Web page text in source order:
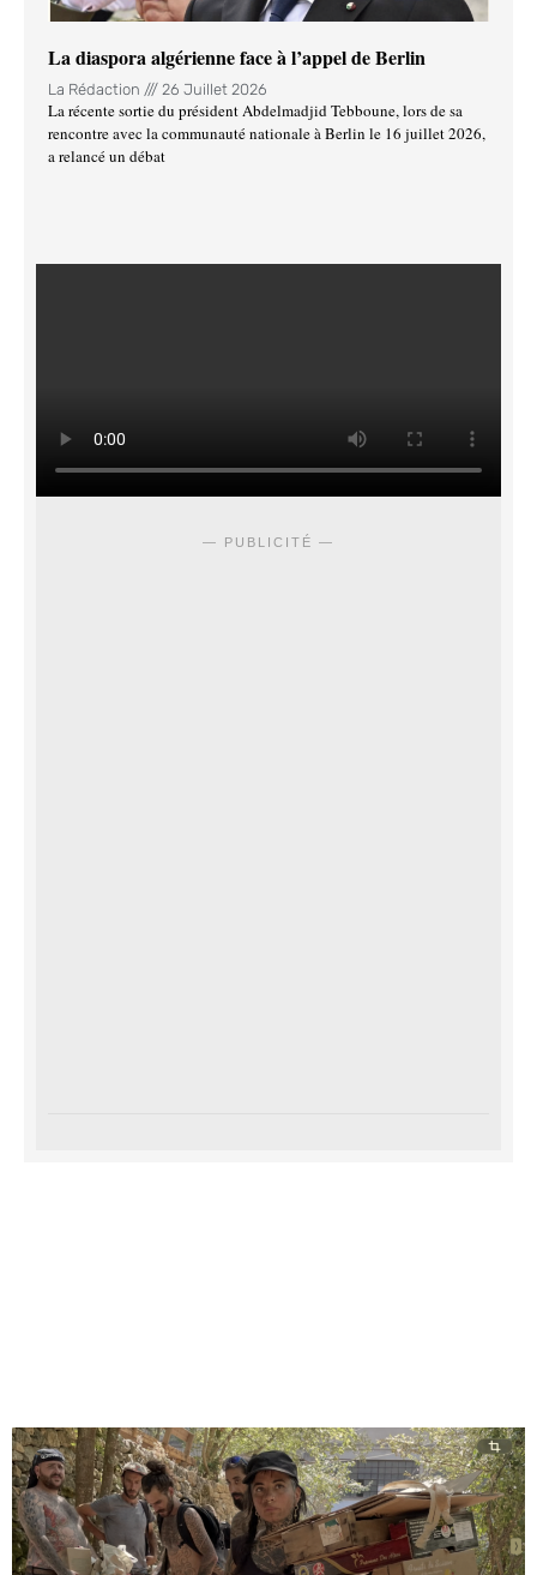
La diaspora algérienne face à l’appel de Berlin
La Rédaction 26 Juillet 2026
La récente sortie du président Abdelmadjid Tebboune, lors de sa
rencontre avec la communauté nationale à Berlin le 16 juillet 2026,
a relancé un débat
— PUBLICITÉ —